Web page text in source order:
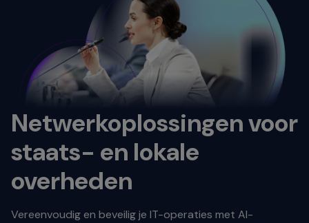
Netwerkoplossingen voor
staats- en lokale
overheden
Vereenvoudig en beveilig je IT-operaties met AI-